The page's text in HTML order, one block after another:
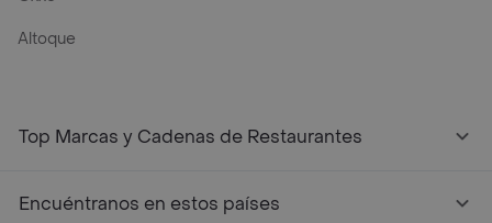
Altoque
Top Marcas y Cadenas de Restaurantes
Encuéntranos en estos países